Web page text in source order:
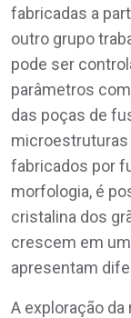
fabricadas a
outro grupo
pode ser
parâmetros
das poças de
fabricados por
morfologia, é
cristalina dos
crescem em
apresentam
A exploração